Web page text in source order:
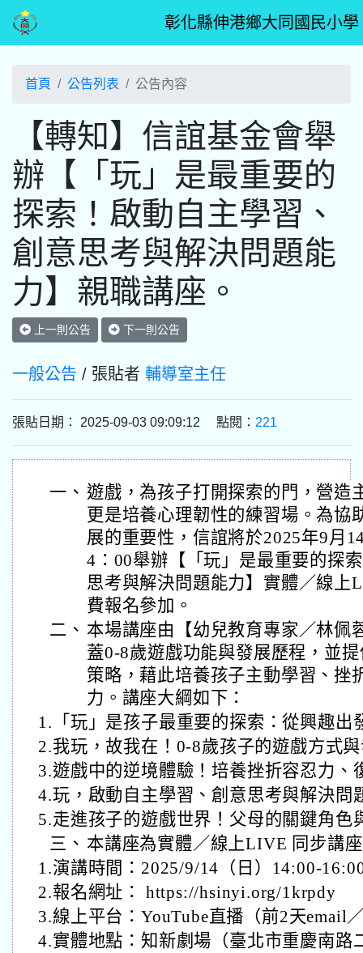
彰化縣伸港鄉大同國民小學
首頁 公告列表 公告內容
【轉知】信誼基金會舉
辦【「玩」是最重要的
探索！啟動自主學習、
創意思考與解決問題能
力】親職講座。
上一則公告 下一則公告
一般公告 / 張貼者 輔導室主任
張貼日期： 2025-09-03 09:09:12 點閱： 221
一、 遊戲，為孩子打開探索的門，營造
更是培養心理韌性的練習場。為協
展的重要性，信誼將於2025年9月
4：00舉辦【「玩」是最重要的探
思考與解決問題能力】實體／線上
費報名參加。
二、 本場講座由【幼兒教育專家／林佩
蓋0-8歲遊戲功能與發展歷程，並
策略，藉此培養孩子主動學習、挫
力。講座大綱如下：
1.「玩」是孩子最重要的探索：從興趣出
2.我玩，故我在！0-8歲孩子的遊戲方式
3.遊戲中的逆境體驗！培養挫折容忍力、
4.玩，啟動自主學習、創意思考與解決問
5.走進孩子的遊戲世界！父母的關鍵角色
三、 本講座為實體／線上LIVE 同步講
1.演講時間：2025/9/14（日）14:00-
2.報名網址： https://hsinyi.org/1krpdy
3.線上平台：YouTube直播（前2天email
4.實體地點：知新劇場（臺北市重慶南路